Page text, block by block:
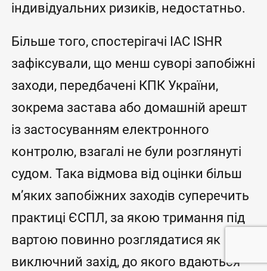
індивідуальних ризиків, недостатньо.
Більше того, спостерігачі IAC ISHR
зафіксували, що менш суворі запобіжні
заходи, передбачені КПК України,
зокрема застава або домашній арешт
із застосуванням електронного
контролю, взагалі не були розглянуті
судом. Така відмова від оцінки більш
м’яких запобіжних заходів суперечить
практиці ЄСПЛ, за якою тримання під
вартою повинно розглядатися як
виключний захід, до якого вдаються